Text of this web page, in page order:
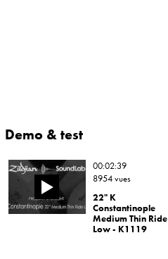
Demo & test
00:02:39
8954 vues
22" K
Constantinople
Medium Thin Ride
Low - K1119